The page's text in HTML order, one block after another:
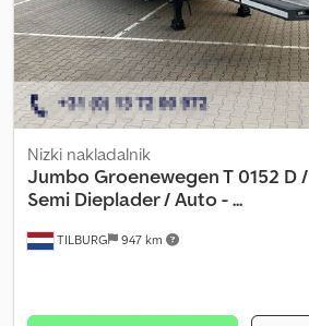
TILBURG 947 km
Nizki nakladalnik
JumboGroenewegen T 0152 D /
Semi Dieplader / Auto - ...